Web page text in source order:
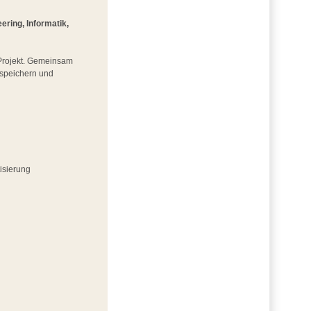
Informatik,
Gemeinsam
und